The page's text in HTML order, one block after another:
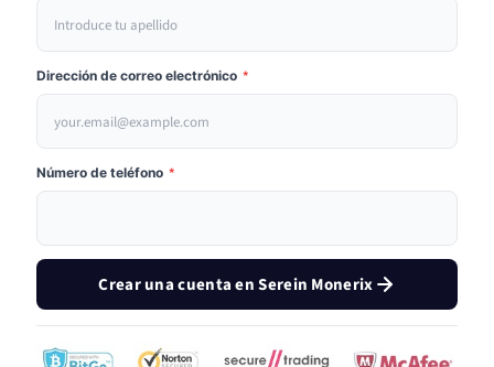
Dirección de correo electrónico *
Número de teléfono *
Crear una cuenta en Serein Monerix